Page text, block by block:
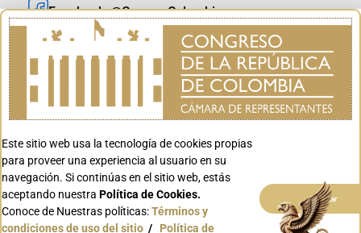
Facebook_@CamaraColombia
Instagram_@CamaraColombia
X_@CamaraColombia
Youtube_@CamaraColombia
Youtube_@CanalCongreso
Este sitio web usa la tecnología de cookies propias
para proveer una experiencia al usuario en su
navegación. Si continúas en el sitio web, estás
aceptando nuestra Política de Cookies.
Conoce de Nuestras políticas:Términos y
condiciones de uso del sitio / Política de
Aceptar